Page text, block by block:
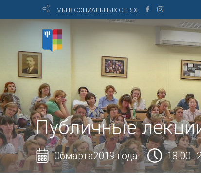
МЫ В СОЦИАЛЬНЫХ СЕТЯХ
Публичные
06марта2019 года 18.00 -